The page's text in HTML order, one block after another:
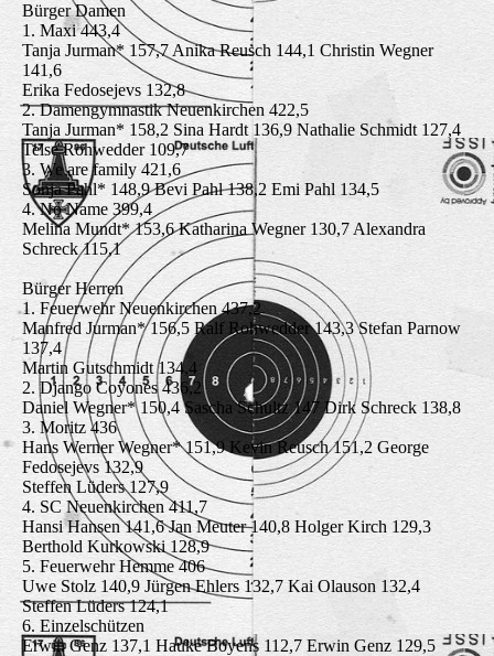
Bürger Damen
1. Maxi 443,4
Tanja Jurman* 157,7 Anika Reusch 144,1 Christin Wegner
141,6
Erika Fedosejevs 132,8
2. Damengymnastik Neuenkirchen 422,5
Tanja Jurman* 158,2 Sina Hardt 136,9 Nathalie Schmidt 127,4
Telse Rohwedder 109,7
3. We are family 421,6
Sonja Pahl* 148,9 Bevi Pahl 138,2 Emi Pahl 134,5
4. No Name 399,4
Melina Mundt* 153,6 Katharina Wegner 130,7 Alexandra
Schreck 115,1
Bürger Herren
1. Feuerwehr Neuenkirchen 437,2
Manfred Jurman* 156,5 Ralf Rohwedder 143,3 Stefan Parnow
137,4
Martin Gutschmidt 134,4
2. Django Coyones 436,2
Daniel Wegner* 150,4 Sascha Schultz 147 Dirk Schreck 138,8
3. Moritz 436
Hans Werner Wegner* 151,9 Kevin Reusch 151,2 George
Fedosejevs 132,9
Steffen Lüders 127,9
4. SC Neuenkirchen 411,7
Hansi Hansen 141,6 Jan Meuter 140,8 Holger Kirch 129,3
Berthold Kurkowski 128,9
5. Feuerwehr Hemme 406
Uwe Stolz 140,9 Jürgen Ehlers 132,7 Kai Olauson 132,4
Steffen Lüders 124,1
6. Einzelschützen
Erwin Genz 137,1 Hauke Boyens 112,7 Erwin Genz 129,5